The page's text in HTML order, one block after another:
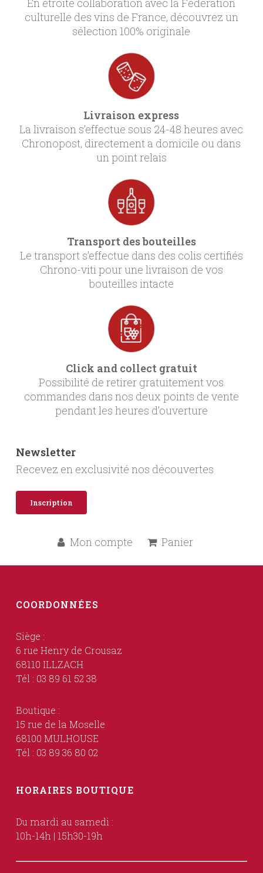
En étroite collaboration avec la Fédération
culturelle des vins de France, découvrez un
sélection 100% originale
Livraison express
La livraison s’effectue sous 24-48 heures avec
Chronopost, directement a domicile ou dans
un point relais
Transport des bouteilles
Le transport s’effectue dans des colis certifiés
Chrono-viti pour une livraison de vos
bouteilles intacte
Click and collect gratuit
Possibilité de retirer gratuitement vos
commandes dans nos deux points de vente
pendant les heures d’ouverture
Newsletter
Recevez en exclusivité nos découvertes
Inscription
Mon compte Panier
COORDONNÉES
Siège :
6 rue Henry de Crousaz
68110 ILLZACH
Tél : 03 89 61 52 38
Boutique :
15 rue de la Moselle
68100 MULHOUSE
Tél : 03 89 36 80 02
HORAIRES BOUTIQUE
Du mardi au samedi :
10h-14h | 15h30-19h